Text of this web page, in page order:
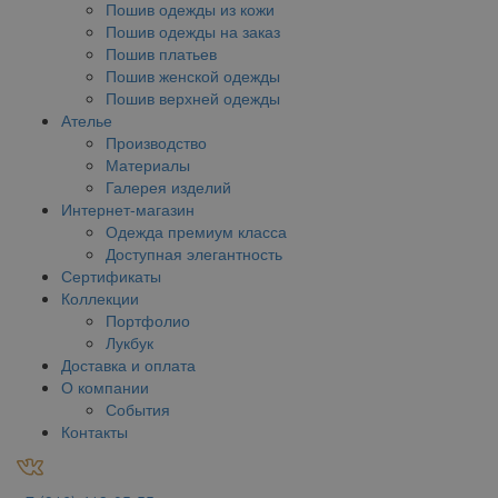
Пошив одежды из кожи
Пошив одежды на заказ
Пошив платьев
Пошив женской одежды
Пошив верхней одежды
Ателье
Производство
Материалы
Галерея изделий
Интернет-магазин
Одежда премиум класса
Доступная элегантность
Сертификаты
Коллекции
Портфолио
Лукбук
Доставка и оплата
О компании
События
Контакты